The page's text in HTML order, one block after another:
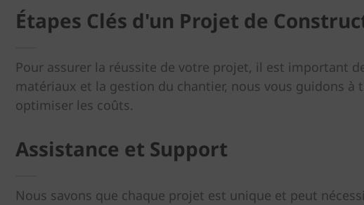
Étapes Clés d'un Projet de
Pour assurer la réussite de votre projet, il est important
matériaux et la gestion du chantier, nous vous guidons à
optimiser les coûts.
Assistance et Support
Nous savons que chaque projet est unique et peut